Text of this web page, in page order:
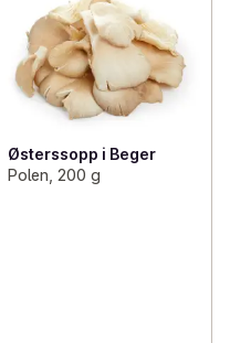
Østerssopp i Beger
Polen, 200 g